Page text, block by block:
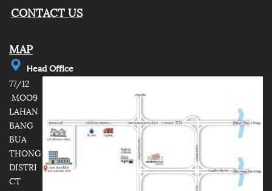
CONTACT US
MAP
Head Office
77/12
MOO9
LAHAN
BANG
BUA
THONG
DISTRI
CT